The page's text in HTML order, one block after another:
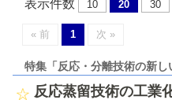
表示件数 10 20 30
« 前 1 次 »
特集「反応・分離技術の新し
反応蒸留技術の工業